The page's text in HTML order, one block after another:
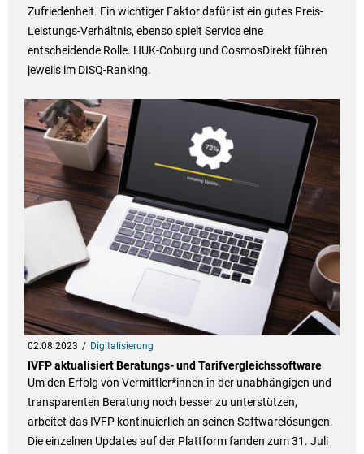
Zufriedenheit. Ein wichtiger Faktor dafür ist ein gutes Preis-
Leistungs-Verhältnis, ebenso spielt Service eine
entscheidende Rolle. HUK-Coburg und CosmosDirekt führen
jeweils im DISQ-Ranking.
02.08.2023 Digitalisierung
IVFP aktualisiert Beratungs- und Tarifvergleichssoftware
Um den Erfolg von Vermittler*innen in der unabhängigen und
transparenten Beratung noch besser zu unterstützen,
arbeitet das IVFP kontinuierlich an seinen Softwarelösungen.
Die einzelnen Updates auf der Plattform fanden zum 31. Juli